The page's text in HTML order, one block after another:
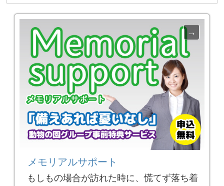
メモリアルサポート
もしもの場合が訪れた時に、慌てず落ち着